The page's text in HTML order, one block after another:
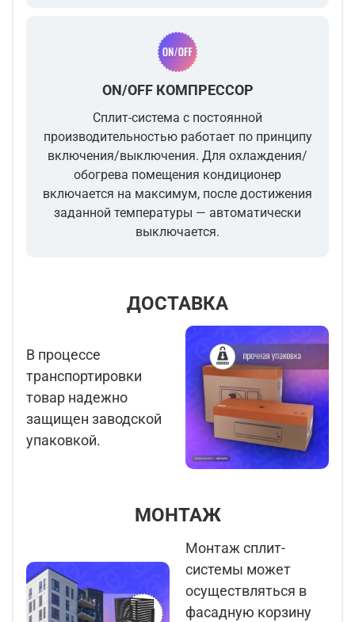
ON/OFF КОМПРЕССОР
Сплит-система с постоянной
производительностью работает по принципу
включения/выключения. Для охлаждения/
обогрева помещения кондиционер
включается на максимум, после достижения
заданной температуры — автоматически
выключается.
ДОСТАВКА
В процессе
транспортировки
товар надежно
защищен заводской
упаковкой.
МОНТАЖ
Монтаж сплит-
системы может
осуществляться в
фасадную корзину